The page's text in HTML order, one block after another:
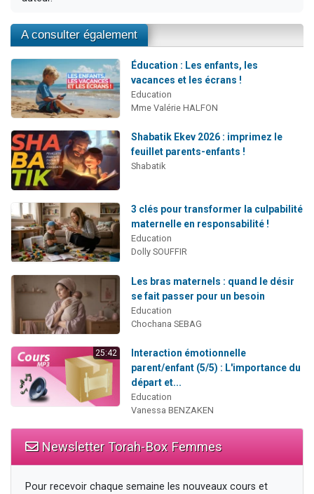
A consulter également
Éducation : Les enfants, les
vacances et les écrans !
Education
Mme Valérie HALFON
Shabatik Ekev 2026 : imprimez le
feuillet parents-enfants !
Shabatik
3 clés pour transformer la culpabilité
maternelle en responsabilité !
Education
Dolly SOUFFIR
Les bras maternels : quand le désir
se fait passer pour un besoin
Education
Chochana SEBAG
25:42
Interaction émotionnelle
parent/enfant (5/5) : L'importance du
départ et...
Education
Vanessa BENZAKEN
Newsletter Torah-Box Femmes
Pour recevoir chaque semaine les nouveaux cours et